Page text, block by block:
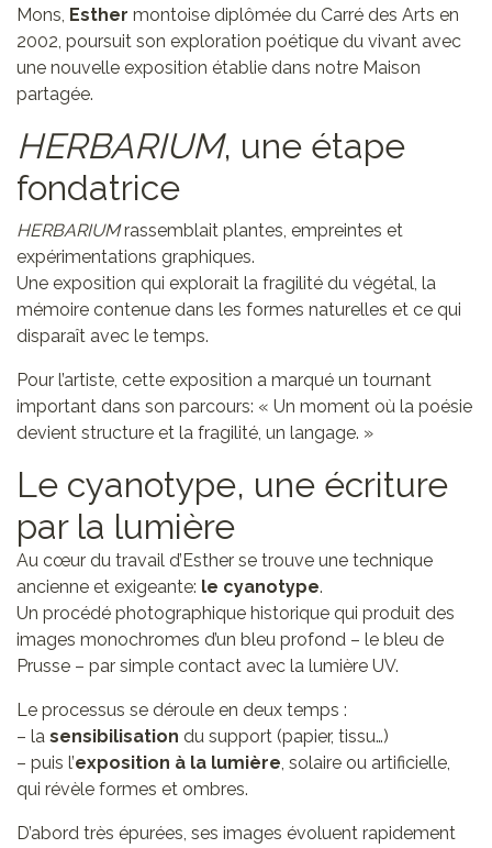
Mons, Esther montoise diplômée du Carré des Arts en
2002, poursuit son exploration poétique du vivant avec
une nouvelle exposition établie dans notre Maison
partagée.
HERBARIUM, une étape
fondatrice
HERBARIUMrassemblait plantes, empreintes et
expérimentations graphiques.
Une exposition qui explorait la fragilité du végétal, la
mémoire contenue dans les formes naturelles et ce qui
disparaît avec le temps.
Pour l’artiste, cette exposition a marqué un tournant
important dans son parcours: « Un moment où la poésie
devient structure et la fragilité, un langage. »
Le cyanotype, une écriture
par la lumière
Au cœur du travail d’Esther se trouve une technique
ancienne et exigeante: le cyanotype.
Un procédé photographique historique qui produit des
images monochromes d’un bleu profond – le bleu de
Prusse – par simple contact avec la lumière UV.
Le processus se déroule en deux temps :
– la sensibilisation du support (papier, tissu…)
– puis l’exposition à la lumière, solaire ou artificielle,
qui révèle formes et ombres.
D’abord très épurées, ses images évoluent rapidement